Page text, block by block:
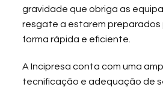
gravidade que obriga as
resgate a estarem preparados
forma rápida e eficiente.
A Incipresa conta com uma
tecnificação e adequação de